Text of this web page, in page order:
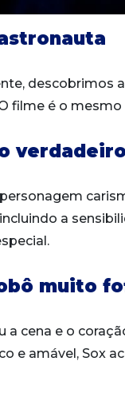
descobrimos
filme é o
a
muito
a cena e o
e amável, Sox